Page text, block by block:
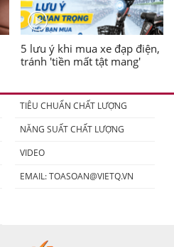
5 lưu ý khi mua xe đạp điện,
tránh 'tiền mất tật mang'
TIÊU CHUẨN CHẤT LƯỢNG
NĂNG SUẤT CHẤT LƯỢNG
VIDEO
EMAIL:TOASOAN@VIETQ.VN